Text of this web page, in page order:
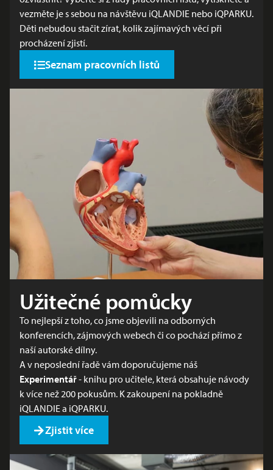
vezměte je s sebou na návštěvu iQLANDIE nebo iQPARKU.
Děti nebudou stačit zírat, kolik zajímavých věcí při
procházení zjistí.
Seznam pracovních listů
Užitečné pomůcky
To nejlepší z toho, co jsme objevili na odborných
konferencích, zájmových webech či co pochází přímo z
naší autorské dílny.
A v neposlední řadě vám doporučujeme náš
Experimentář- knihu pro učitele, která obsahuje návody
k více než 200 pokusům. K zakoupení na pokladně
iQLANDIE a iQPARKU.
Zjistit více